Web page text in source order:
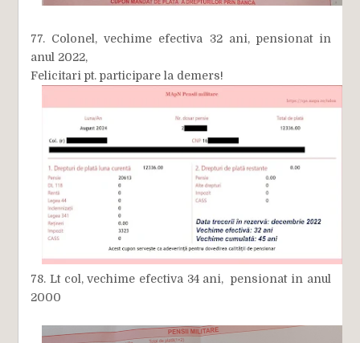
77. Colonel, vechime efectiva 32 ani, pensionat in
anul 2022,
Felicitari pt. participare la demers!
78. Lt col, vechime efectiva 34 ani, pensionat in anul
2000